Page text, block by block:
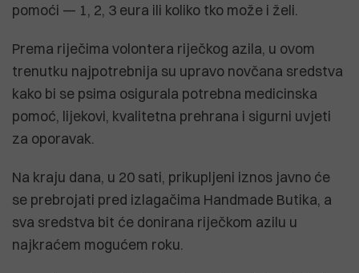
pomoći — 1, 2, 3 eura ili koliko tko može i želi.
Prema riječima volontera riječkog azila, u ovom
trenutku najpotrebnija su upravo novčana sredstva
kako bi se psima osigurala potrebna medicinska
pomoć, lijekovi, kvalitetna prehrana i sigurni uvjeti
za oporavak.
Na kraju dana, u 20 sati, prikupljeni iznos javno će
se prebrojati pred izlagačima Handmade Butika, a
sva sredstva bit će donirana riječkom azilu u
najkraćem mogućem roku.